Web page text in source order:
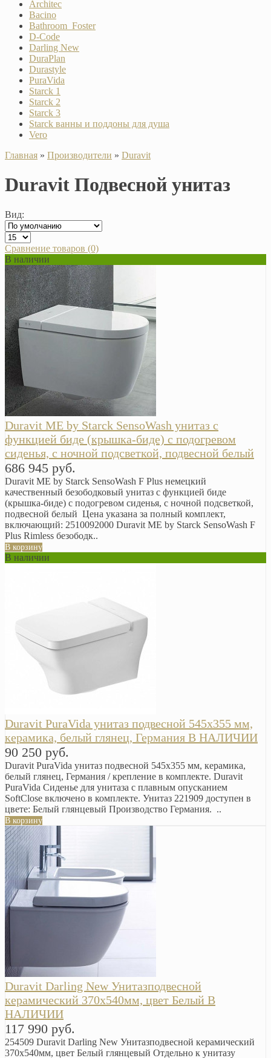
Architec
Bacino
Bathroom_Foster
D-Code
Darling New
DuraPlan
Durastyle
PuraVida
Starck 1
Starck 2
Starck 3
Starck ванны и поддоны для душа
Vero
Главная » Производители » Duravit
Duravit Подвесной унитаз
Вид:
Сравнение товаров (0)
В наличии
Duravit ME by Starck SensoWash унитаз с
функцией биде (крышка-биде) с подогревом
сиденья, с ночной подсветкой, подвесной белый
686 945 руб.
Duravit ME by Starck SensoWash F Plus немецкий
качественный безободковый унитаз с функцией биде
(крышка-биде) с подогревом сиденья, с ночной подсветкой,
подвесной белый Цена указана за полный комплект,
включающий: 2510092000 Duravit ME by Starck SensoWash F
Plus Rimless безободк..
В корзину
В наличии
Duravit PuraVida унитаз подвесной 545х355 мм,
керамика, белый глянец, Германия В НАЛИЧИИ
90 250 руб.
Duravit PuraVida унитаз подвесной 545х355 мм, керамика,
белый глянец, Германия / крепление в комплекте. Duravit
PuraVida Сиденье для унитаза с плавным опусканием
SoftClose включено в комплекте. Унитаз 221909 доступен в
цвете: Белый глянцевый Производство Германия. ..
В корзину
Duravit Darling New Унитазподвесной
керамический 370x540мм, цвет Белый В
НАЛИЧИИ
117 990 руб.
254509 Duravit Darling New Унитазподвесной керамический
370x540мм, цвет Белый глянцевый Отдельно к унитазу